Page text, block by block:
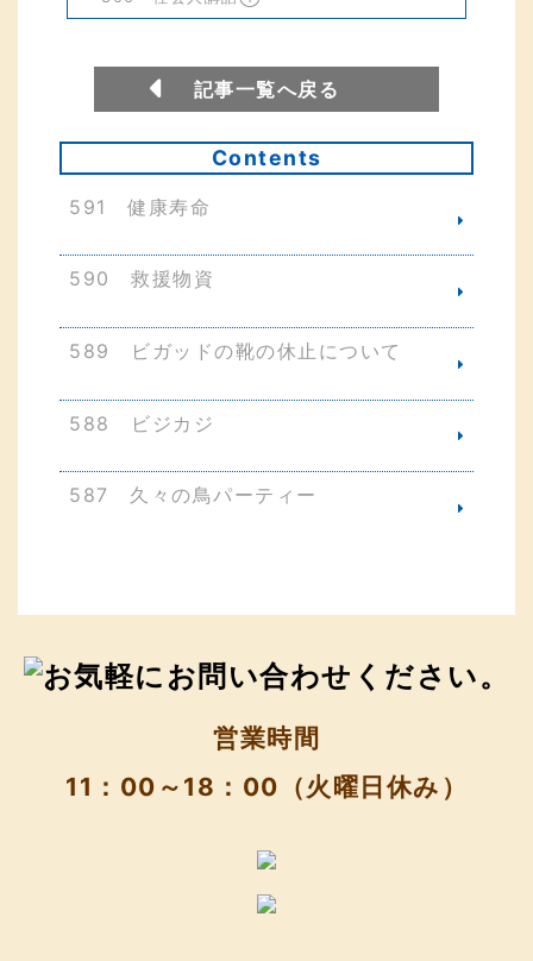
記事一覧へ戻る
Contents
591 健康寿命
590 救援物資
589 ビガッドの靴の休止について
588 ビジカジ
587 久々の鳥パーティー
営業時間
11：00～18：00（火曜日休み）